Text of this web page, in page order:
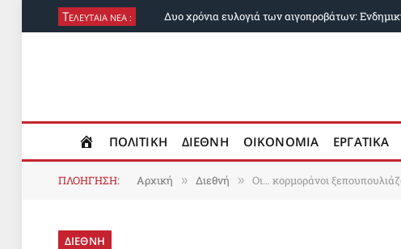
ΤΕΛΕΥΤΑΙΑ ΝΕΑ :
ΠΟΛΙΤΙΚΗ ΔΙΕΘΝΗ ΟΙΚΟΝΟΜΙΑ ΕΡΓΑΤΙΚΑ
ΠΛΟΗΓΗΣΗ: Αρχική » Διεθνή » Οι… κορμοράνοι
ΔΙΕΘΝΗ